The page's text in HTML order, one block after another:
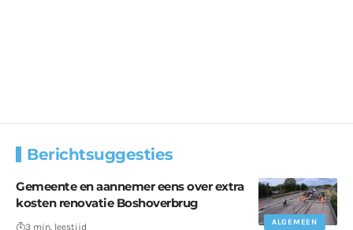
Berichtsuggesties
ALGEMEEN
Gemeente en aannemer eens over extra
kosten renovatie Boshoverbrug
3 min. leestijd